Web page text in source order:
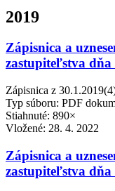
2019
Zápisnica a
zastupiteľstva
Zápisnica z
Typ súboru: PDF
Stiahnuté: 890×
Vložené: 28. 4. 2022
Zápisnica a
zastupiteľstva